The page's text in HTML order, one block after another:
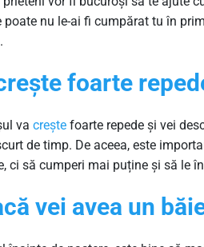
poate nu le-ai fi cumpărat tu în
foarte
va crește foarte repede și vei
de timp. De aceea, este
ci să cumperi mai puține și să le
vei avea un